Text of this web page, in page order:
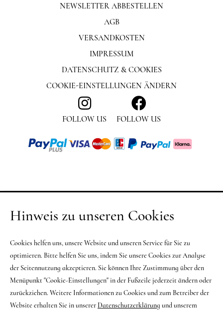
NEWSLETTER ABBESTELLEN
FOLLOW US FOLLOW US
AGB
VERSANDKOSTEN
IMPRESSUM
DATENSCHUTZ & COOKIES
COOKIE-EINSTELLUNGEN ÄNDERN
Hinweis zu unseren Cookies
Cookies helfen uns, unsere Website und unseren Service für Sie zu
optimieren. Bitte helfen Sie uns, indem Sie unsere Cookies zur Analyse
der Seitennutzung akzeptieren. Sie können Ihre Zustimmung über den
Menüpunkt "Cookie-Einstellungen" in der Fußzeile jederzeit ändern oder
zurückziehen. Weitere Informationen zu Cookies und zum Betreiber der
Website erhalten Sie in unsererDatenschutzerklärung und unserem